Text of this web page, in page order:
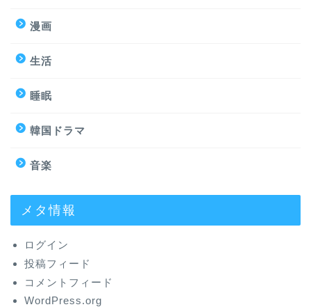
漫画
生活
睡眠
韓国ドラマ
音楽
メタ情報
ログイン
投稿フィード
コメントフィード
WordPress.org